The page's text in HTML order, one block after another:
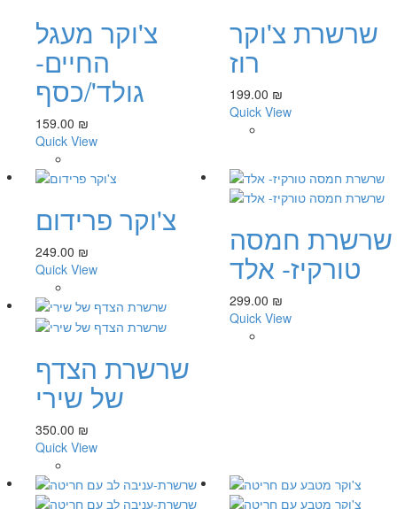
שרשרת צ'וקר
רוז
199.00 ₪
Quick View
צ'וקר מעגל
החיים-
גולד'/כסף
159.00 ₪
Quick View
שרשרת חמסה
טורקיז- אלד
299.00 ₪
Quick View
צ'וקר פרידום
249.00 ₪
Quick View
שרשרת הצדף
של שירי
350.00 ₪
Quick View